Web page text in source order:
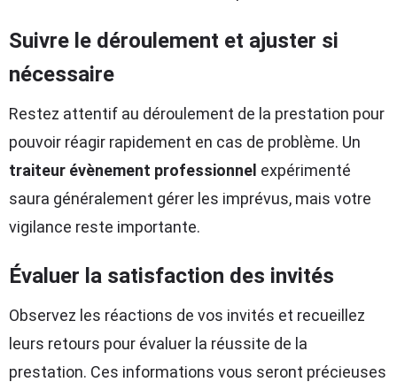
Suivre le déroulement et ajuster si
nécessaire
Restez attentif au déroulement de la prestation pour
pouvoir réagir rapidement en cas de problème. Un
traiteur évènement professionnel expérimenté
saura généralement gérer les imprévus, mais votre
vigilance reste importante.
Évaluer la satisfaction des invités
Observez les réactions de vos invités et recueillez
leurs retours pour évaluer la réussite de la
prestation. Ces informations vous seront précieuses